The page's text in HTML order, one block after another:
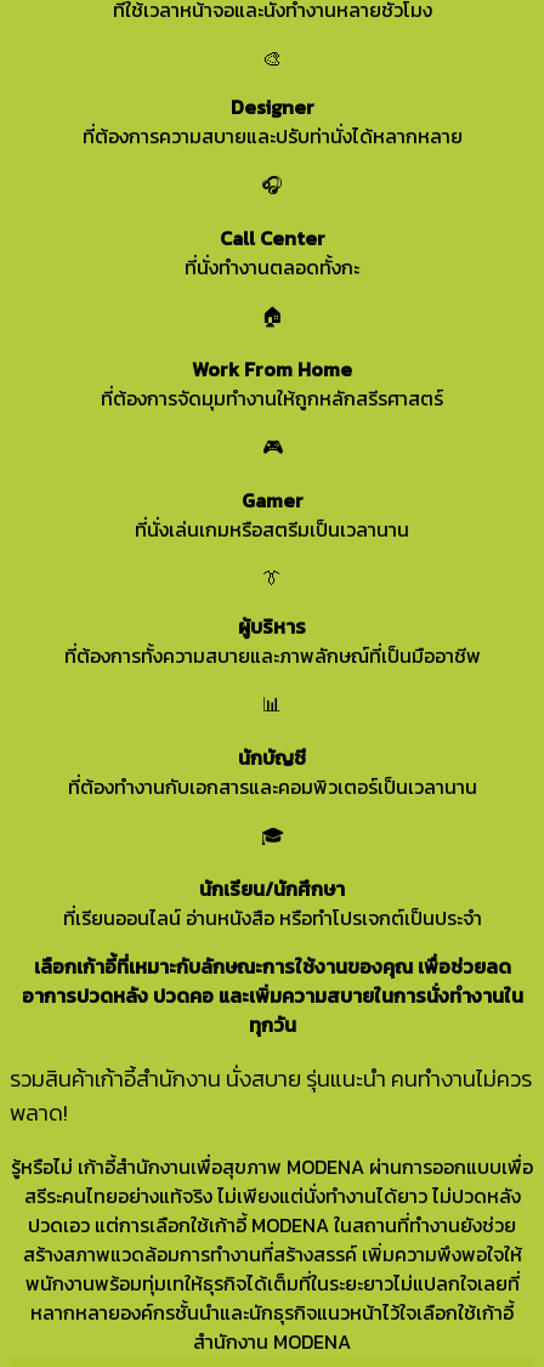
ที่ใช้เวลาหน้าจอและนั่งทำงานหลายชั่วโมง
🎨
Designer
ที่ต้องการความสบายและปรับท่านั่งได้หลากหลาย
🎧
Call Center
ที่นั่งทำงานตลอดทั้งกะ
🏠
Work From Home
ที่ต้องการจัดมุมทำงานให้ถูกหลักสรีรศาสตร์
🎮
Gamer
ที่นั่งเล่นเกมหรือสตรีมเป็นเวลานาน
👔
ผู้บริหาร
ที่ต้องการทั้งความสบายและภาพลักษณ์ที่เป็นมืออาชีพ
📊
นักบัญชี
ที่ต้องทำงานกับเอกสารและคอมพิวเตอร์เป็นเวลานาน
🎓
นักเรียน/นักศึกษา
ที่เรียนออนไลน์ อ่านหนังสือ หรือทำโปรเจกต์เป็นประจำ
เลือกเก้าอี้ที่เหมาะกับลักษณะการใช้งานของคุณ เพื่อช่วยลด
อาการปวดหลัง ปวดคอ และเพิ่มความสบายในการนั่งทำงานใน
ทุกวัน
รวมสินค้าเก้าอี้สำนักงาน นั่งสบาย รุ่นแนะนำ คนทำงานไม่ควร
พลาด!
รู้หรือไม่ เก้าอี้สำนักงานเพื่อสุขภาพ MODENA ผ่านการออกแบบเพื่อ
สรีระคนไทยอย่างแท้จริง ไม่เพียงแต่นั่งทำงานได้ยาว ไม่ปวดหลัง
ปวดเอว แต่การเลือกใช้เก้าอี้ MODENA ในสถานที่ทำงานยังช่วย
สร้างสภาพแวดล้อมการทำงานที่สร้างสรรค์ เพิ่มความพึงพอใจให้
พนักงานพร้อมทุ่มเทให้ธุรกิจได้เต็มที่ในระยะยาวไม่แปลกใจเลยที่
หลากหลายองค์กรชั้นนำและนักธุรกิจแนวหน้าไว้ใจเลือกใช้เก้าอี้
สำนักงาน MODENA